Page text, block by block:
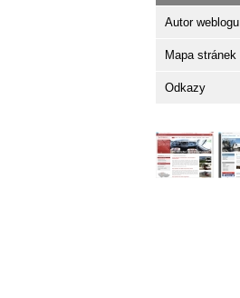
Autor weblogu
Mapa stránek
Odkazy